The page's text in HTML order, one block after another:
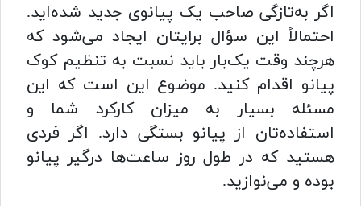
اگر به‌تازگی صاحب یک پیانوی جدید شده‌اید.
احتمالاً این سؤال برایتان ایجاد می‌شود که
هرچند وقت یک‌بار باید نسبت به تنظیم کوک
پیانو اقدام کنید. موضوع این است که این
مسئله بسیار به میزان کارکرد شما و
استفاده‌تان از پیانو بستگی دارد. اگر فردی
هستید که در طول روز ساعت‌ها درگیر پیانو
بوده و می‌نوازید.